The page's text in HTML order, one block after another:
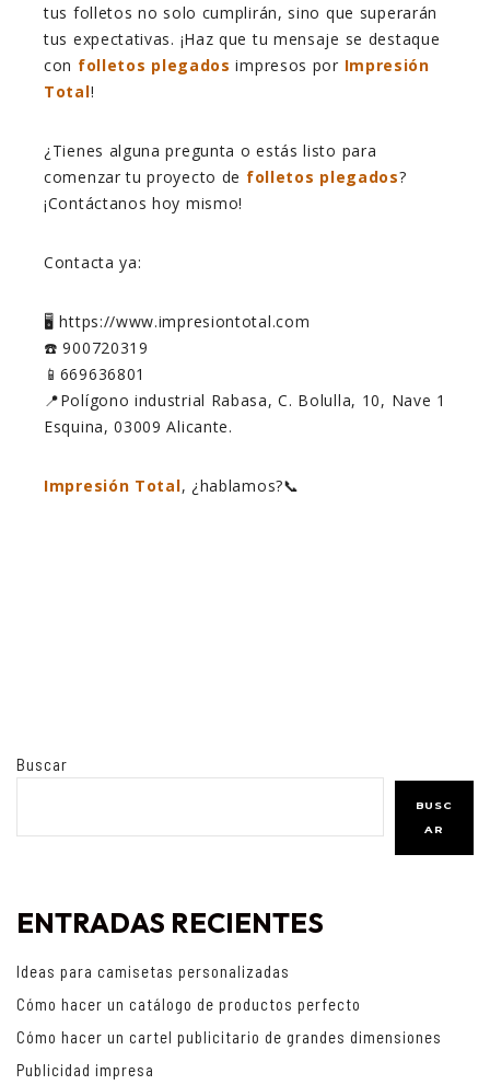
tus folletos no solo cumplirán, sino que superarán
tus expectativas. ¡Haz que tu mensaje se destaque
con folletos plegados impresos por Impresión
Total!
¿Tienes alguna pregunta o estás listo para
comenzar tu proyecto de folletos plegados?
¡Contáctanos hoy mismo!
Contacta ya:
🖥️ https://www.impresiontotal.com
☎️ 900720319
📱669636801
📍Polígono industrial Rabasa, C. Bolulla, 10, Nave 1
Esquina, 03009 Alicante.
Impresión Total, ¿hablamos?📞
Buscar
BUSC
AR
ENTRADAS RECIENTES
Ideas para camisetas personalizadas
Cómo hacer un catálogo de productos perfecto
Cómo hacer un cartel publicitario de grandes dimensiones
Publicidad impresa